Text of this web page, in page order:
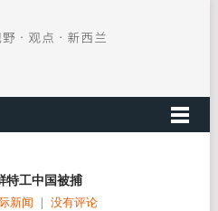
特工中国被捕
新闻 | 没有评论